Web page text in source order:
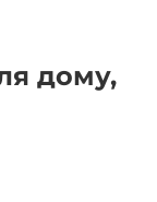
дому,